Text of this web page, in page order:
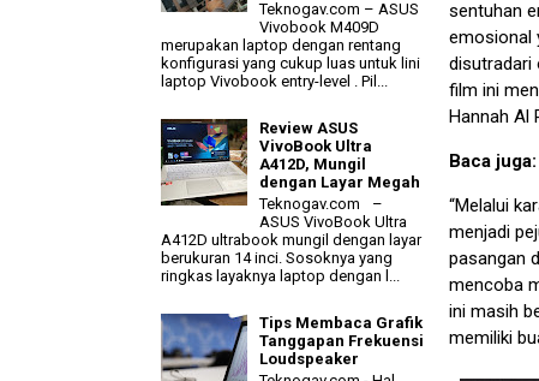
sentuhan
emosional
disutradari
film ini
Hannah Al
Baca juga:
“Melalui
menjadi
pasangan
mencoba
ini masih
memiliki
Teknogav.com – ASUS
Vivobook M409D
merupakan laptop dengan rentang
konfigurasi yang cukup luas untuk lini
laptop Vivobook entry-level . Pil...
Review ASUS
VivoBook Ultra
A412D, Mungil
dengan Layar Megah
Teknogav.com –
ASUS VivoBook Ultra
A412D ultrabook mungil dengan layar
berukuran 14 inci. Sosoknya yang
ringkas layaknya laptop dengan l...
Tips Membaca Grafik
Tanggapan Frekuensi
Loudspeaker